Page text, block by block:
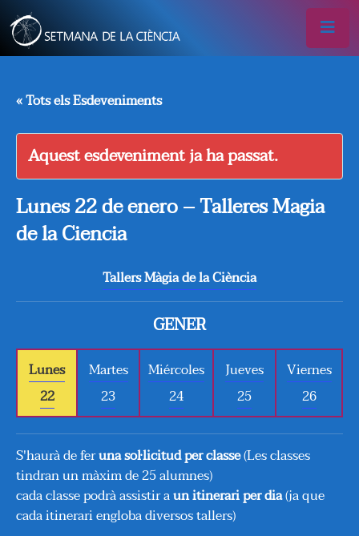
« Tots els Esdeveniments
Aquest esdeveniment ja ha passat.
Lunes 22 de enero – Talleres Magia
de la Ciencia
Tallers Màgia de la Ciència
GENER
Lunes
22
Martes
23
Miércoles
24
Jueves
25
Viernes
26
S'haurà de feruna sol·licitud per classe(Les classes
tindran un màxim de 25 alumnes)
cada classe podrà assistir aun itinerari per dia(ja que
cada itinerari engloba diversos tallers)